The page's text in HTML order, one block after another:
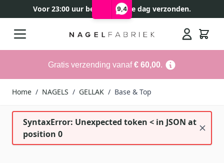
9,4
Voor 23:00 uur besteld, zelfde dag verzonden.
Gratis verzending vanaf€ 60,00.
Home / NAGELS / GELLAK / Base & Top
SyntaxError: Unexpected token < in JSON at
position 0